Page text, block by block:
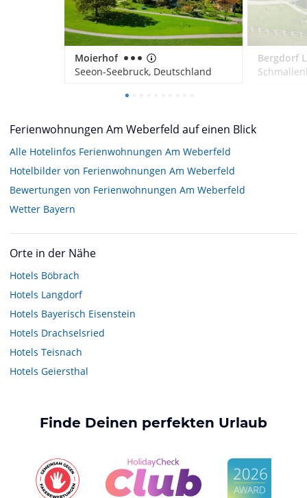
Moierhof
Seeon-Seebruck, Deutschland
Ferienwohnungen Am Weberfeld auf einen Blick
Alle Hotelinfos Ferienwohnungen Am Weberfeld
Hotelbilder von Ferienwohnungen Am Weberfeld
Bewertungen von Ferienwohnungen Am Weberfeld
Wetter Bayern
Orte in der Nähe
Hotels Böbrach
Hotels Langdorf
Hotels Bayerisch Eisenstein
Hotels Drachselsried
Hotels Teisnach
Hotels Geiersthal
Finde Deinen perfekten Urlaub